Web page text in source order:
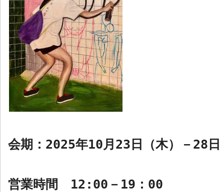
会期： 2025年10月 23 日（木）－ 28
営業時間 12:00 － 19 ： 00